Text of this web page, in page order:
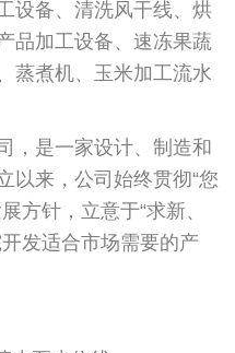
设备、清洗风干线、烘
品加工设备、速冻果蔬
蒸煮机、玉米加工流水
，是一家设计、制造和
以来，公司始终贯彻“您
方针，立意于“求新、
发适合市场需要的产